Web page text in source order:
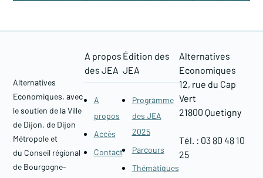
Alternatives
Economiques, avec
le soutien de la Ville
de Dijon, de Dijon
Métropole et
du Conseil régional
de Bourgogne-
A propos
des JEA
A
propos
Accès
Contact
Édition des
JEA
Programme
des JEA
2025
Parcours
Thématiques
Alternatives
Economiques
12, rue du Cap
Vert
21800 Quetigny​
Tél. : 03 80 48 10
25